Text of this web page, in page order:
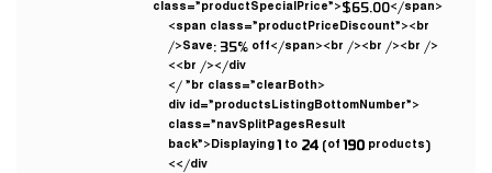
class=”productSpecialPrice”>$65.00</span>
<span class=”productPriceDiscount”><br
/>Save: 35% off</span><br /><br /><br />
<br /></div>
<br class=”clearBoth” />
<div id=”productsListingBottomNumber”
class=”navSplitPagesResult
back”>Displaying1 to 24 (of190 products)
</div>